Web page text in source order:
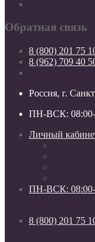
Обратная связь
8 (800) 201 75
8 (962) 709 40
Россия, г.
ПН-ВСК: 08:00-
Личный
ПН-ВСК: 08:00-
8 (800) 201 75